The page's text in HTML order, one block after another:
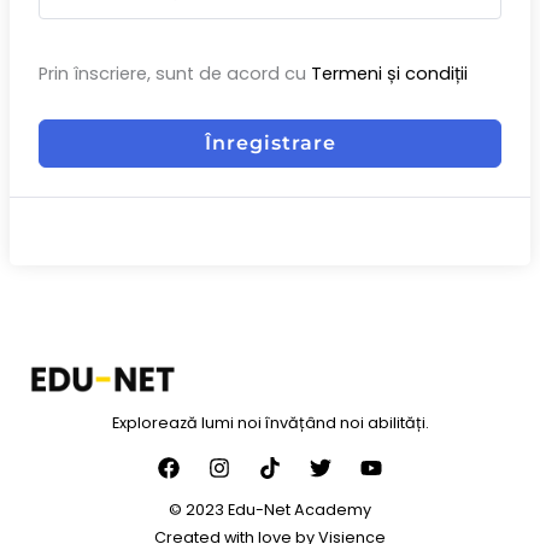
Prin înscriere, sunt de acord cu Termeni și condiții
Înregistrare
Explorează lumi noi învățând noi abilități.
© 2023 Edu-Net Academy
Created with love byVisience